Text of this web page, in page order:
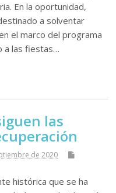
En la oportunidad,
a solventar
el marco del programa
a las fiestas…
las
de 2020
histórica que se ha